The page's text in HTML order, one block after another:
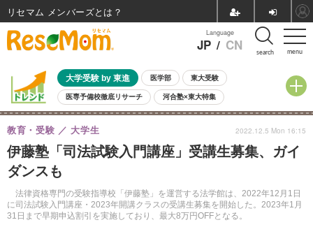
menu
Language
JP / CN search
大学受験 by 東進 医学部 東大受験
医専予備校徹底リサーチ 河合塾×東大特集
親子で考える大学選び 高校受験 中学受験 小学校受験
共通テスト 夏休み
8月開催イベント・WS 全国公立高校 過去問 人気記事
自由研究教材（小学生向け）
伊藤塾「司法試験入門講座」受講生募集、ガイ
ダンスも
法律資格専門の受験指導校「伊藤塾」を運営する法学館は、2022年12月1日
に司法試験入門講座・2023年開講クラスの受講生募集を開始した。2023年1月
31日まで早期申込割引を実施しており、最大8万円OFFとなる。
教育・受験 大学生 2022.12.5 Mon 16:15
リセマム メンバーズ